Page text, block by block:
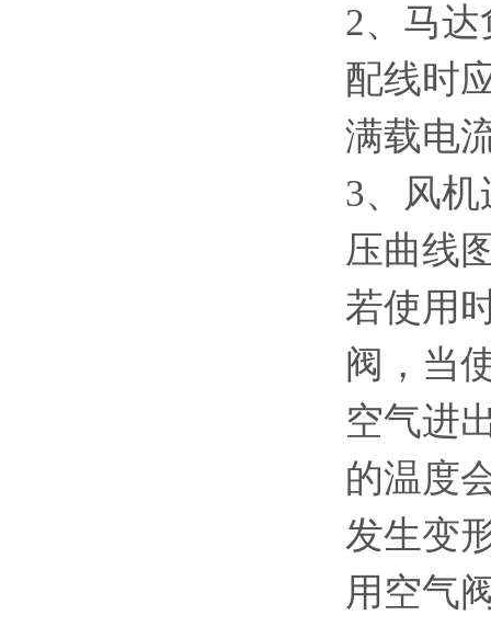
2、马
配线时
满载电
3、风
压曲线
若使用
阀，当
空气进
的温度
发生变
用空气